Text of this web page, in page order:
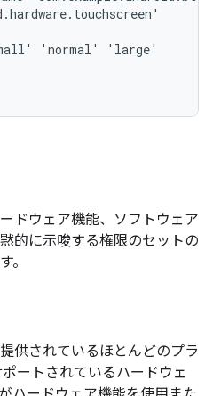
'normal' 'large'
ドウェア機能、ソフトウェア
的に示唆する権限のセットの
。
供されているほとんどのプラ
ートされているハードウェ